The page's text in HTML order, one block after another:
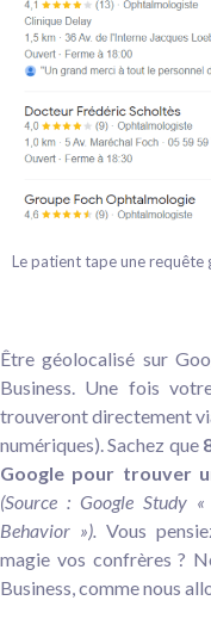
Le patient tape une requête
Être géolocalisé sur
Business. Une fois
trouveront directement
numériques). Sachez que
Google pour trouver
(Source : Google Study
Behavior »). Vous
magie vos confrères ?
Business, comme nous